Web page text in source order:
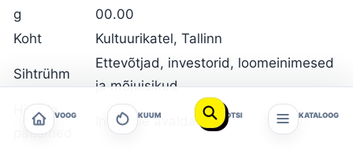
g
00.00
Koht
Kultuurikatel, Tallinn
Sihtrühm
Ettevõtjad, investorid, loomeinimesed
ja mõjuisikud
Hind ja
pääsmed
Info pole avaldatud
VOOG KUUM OTSI KATALOOG